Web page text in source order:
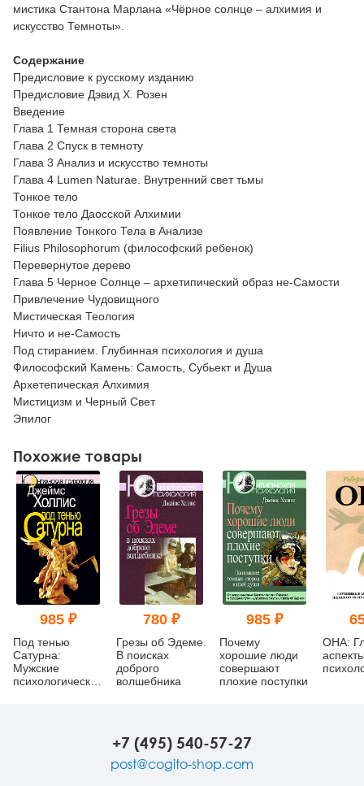
мистика Стантона Марлана «Чёрное солнце – алхимия и
искусство Темноты».
Содержание
Предисловие к русскому изданию
Предисловие Дэвид Х. Розен
Введение
Глава 1 Темная сторона света
Глава 2 Спуск в темноту
Глава 3 Анализ и искусство темноты
Глава 4 Lumen Naturae. Внутренний свет тьмы
Тонкое тело
Тонкое тело Даосской Алхимии
Появление Тонкого Тела в Анализе
Filius Philosophorum (философский ребенок)
Перевернутое дерево
Глава 5 Черное Солнце – архетипический образ не-Самости
Привлечение Чудовищного
Мистическая Теология
Ничто и не-Самость
Под стиранием. Глубинная психология и душа
Философский Камень: Самость, Субьект и Душа
Архетепическая Алхимия
Мистицизм и Черный Свет
Эпилог
Похожие товары
985 ₽
Под тенью
Сатурна:
Мужские
психологические
780 ₽
Грезы об Эдеме.
В поисках
доброго
волшебника
985 ₽
Почему
хорошие люди
совершают
плохие поступки
ОНА:
+7 (495) 540-57-27
post@cogito-shop.com